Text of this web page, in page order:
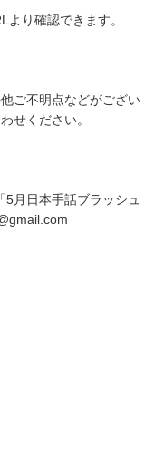
り確認できます。
ご不明点などがござい
せください。
月日本手話ブラッシュ